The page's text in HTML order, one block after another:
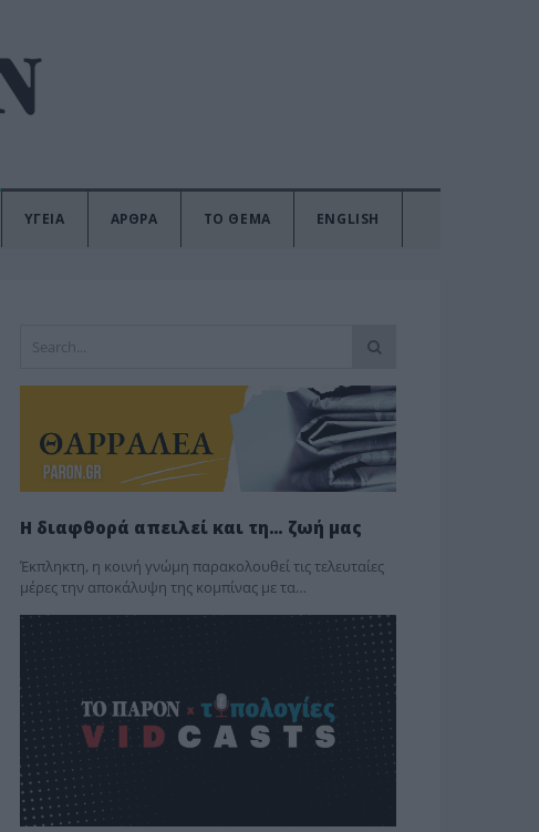
ΥΓΕΙΑ ΑΡΘΡΑ ΤΟ ΘΕΜΑ ENGLISH
Η διαφθορά απειλεί και τη… ζωή μας
Έκπληκτη, η κοινή γνώμη παρακολουθεί τις τελευταίες
μέρες την αποκάλυψη της κο­μπίνας με τα…